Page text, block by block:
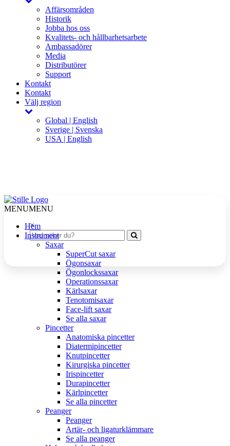
Affärsområden
Historik
Jobba hos oss
Kvalitets- och hållbarhetsarbete
Ambassadörer
Media
Distributörer
Support
Kontakt
Kontakt
Välj region
Global | English
Sverige | Svenska
USA | English
×
MENUMENU
Hem
Instrument
Saxar
SuperCut saxar
Ögonsaxar
Ögonlockssaxar
Operationssaxar
Kärlsaxar
Tenotomisaxar
Face-lift saxar
Se alla saxar
Pincetter
Anatomiska pincetter
Diatermipincetter
Knutpincetter
Kirurgiska pincetter
Irispincetter
Durapincetter
Kärlpincetter
Se alla pincetter
Peanger
Peanger
Artär- och ligaturklämmare
Se alla peanger